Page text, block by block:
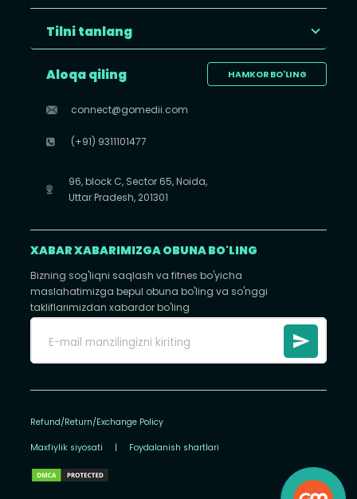
Tilni tanlang
HAMKOR BO'LING
Aloqa qiling
connect@gomedii.com
(+91) 9311101477
96, block C, Sector 65, Noida,
Uttar Pradesh, 201301
XABAR XABARIMIZGA OBUNA BO'LING
Bizning sog'liqni saqlash va fitnes bo'yicha
maslahatimizga bepul obuna bo'ling va so'nggi
takliflarimizdan xabardor bo'ling
Refund/Return/Exchange Policy
Maxfiylik siyosati | Foydalanish shartlari